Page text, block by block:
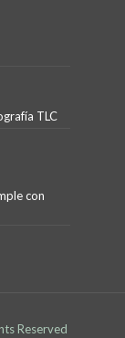
TLC
con
Reserved